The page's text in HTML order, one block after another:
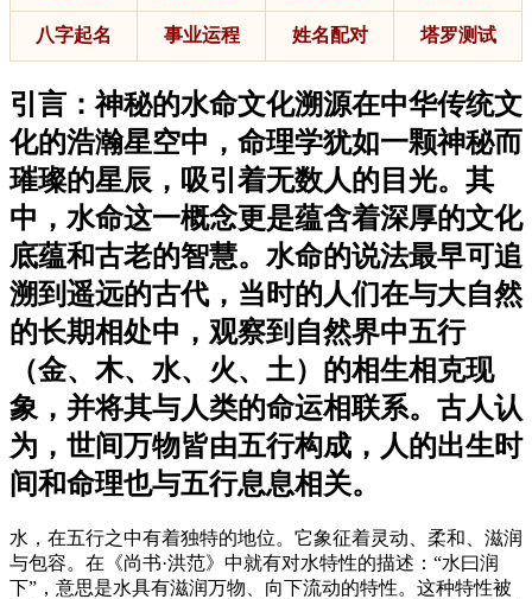
八字起名 事业运程 姓名配对 塔罗测试
引言：神秘的水命文化溯源在中华传统文
化的浩瀚星空中，命理学犹如一颗神秘而
璀璨的星辰，吸引着无数人的目光。其
中，水命这一概念更是蕴含着深厚的文化
底蕴和古老的智慧。水命的说法最早可追
溯到遥远的古代，当时的人们在与大自然
的长期相处中，观察到自然界中五行
（金、木、水、火、土）的相生相克现
象，并将其与人类的命运相联系。古人认
为，世间万物皆由五行构成，人的出生时
间和命理也与五行息息相关。
水，在五行之中有着独特的地位。它象征着灵动、柔和、滋润
与包容。在《尚书·洪范》中就有对水特性的描述：“水曰润
下”，意思是水具有滋润万物、向下流动的特性。这种特性被